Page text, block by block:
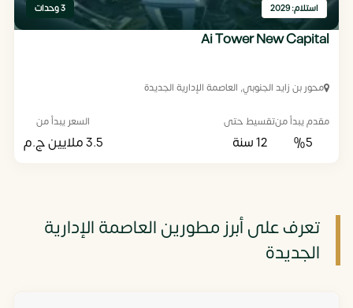
استلام: 2029 3 وحدات
Ai Tower New Capital
محور بن زايد الجنوبي, العاصمة الإدارية الجديدة
مقدم يبدأ من
%5
تقسيط حتى
12 سنة
السعر يبدأ من
3.5 ملايين ج.م
تعرف على أبرز مطورين العاصمة الإدارية
الجديدة